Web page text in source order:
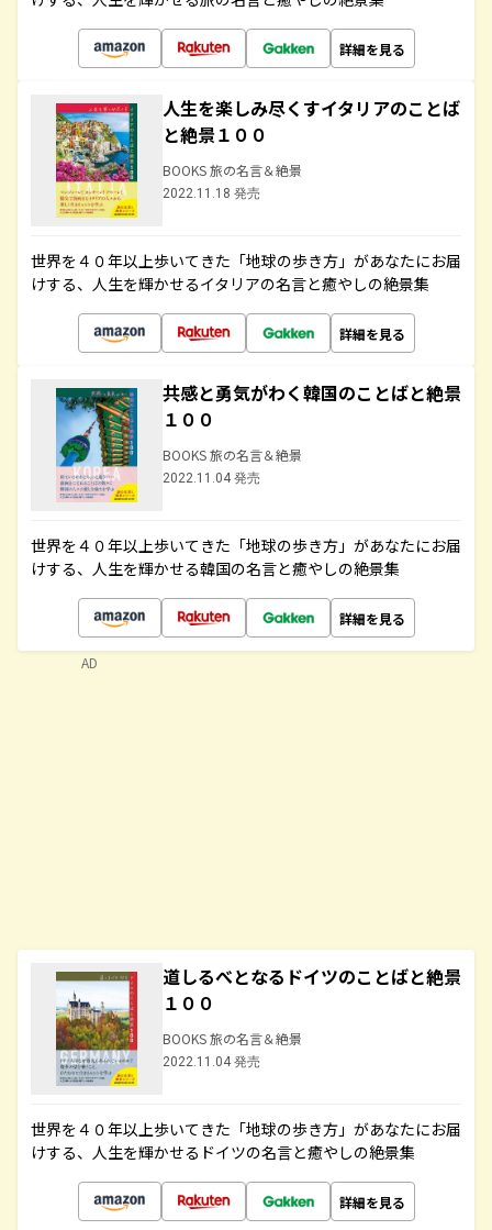
詳細を見る
人生を楽しみ尽くすイタリアのことば
と絶景１００
BOOKS 旅の名言＆絶景
2022.11.18 発売
世界を４０年以上歩いてきた「地球の歩き方」があなたにお届
けする、人生を輝かせるイタリアの名言と癒やしの絶景集
詳細を見る
共感と勇気がわく韓国のことばと絶景
１００
BOOKS 旅の名言＆絶景
2022.11.04 発売
世界を４０年以上歩いてきた「地球の歩き方」があなたにお届
けする、人生を輝かせる韓国の名言と癒やしの絶景集
詳細を見る
道しるべとなるドイツのことばと絶景
１００
BOOKS 旅の名言＆絶景
2022.11.04 発売
世界を４０年以上歩いてきた「地球の歩き方」があなたにお届
けする、人生を輝かせるドイツの名言と癒やしの絶景集
詳細を見る
AD